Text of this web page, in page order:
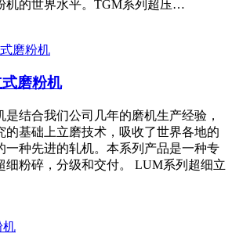
机的世界水平。TGM系列超压…
磨粉机
是结合我们公司几年的磨机生产经验，
的基础上立磨技术，吸收了世界各地的
一种先进的轧机。本系列产品是一种专
细粉碎，分级和交付。 LUM系列超细立